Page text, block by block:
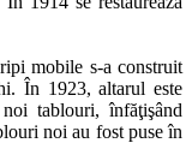
mobile s-a construit
În 1923, altarul este
tablouri, înfăţişând
noi au fost puse în